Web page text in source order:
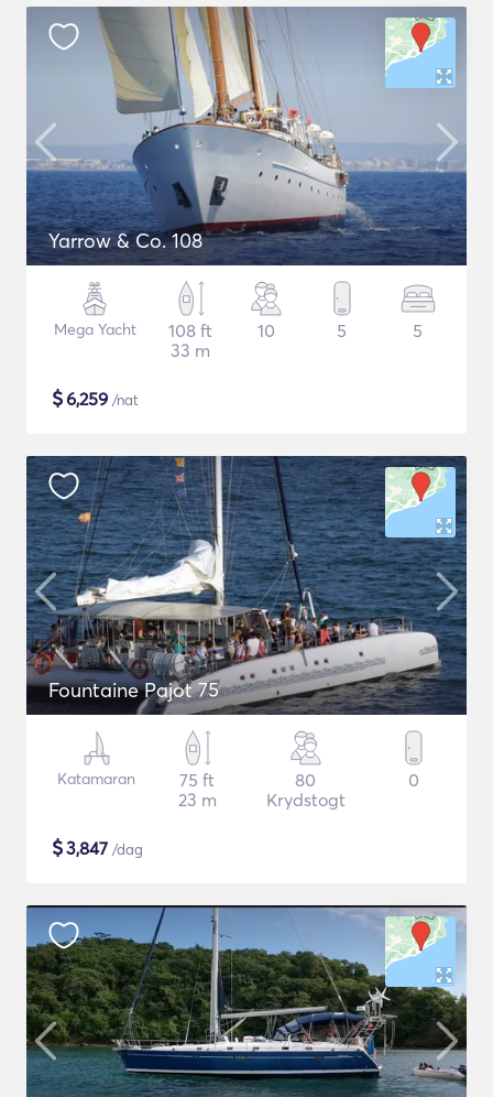
Yarrow & Co. 108
Mega Yacht
108 ft
33 m
10 5 5
$6,259 /nat
Fountaine Pajot 75
Katamaran
75 ft
23 m
80
Krydstogt
0
$3,847 /dag